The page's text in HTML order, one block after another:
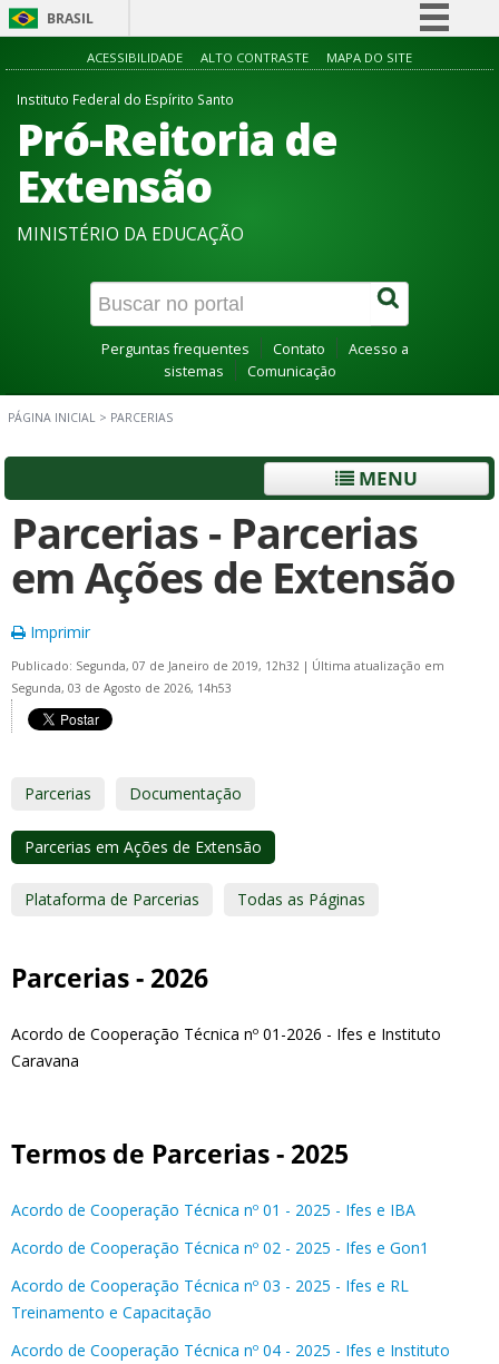
BRASIL
Simplifique!
Acesso à informação
ACESSIBILIDADE ALTO CONTRASTE MAPA DO SITE
Instituto Federal do Espírito Santo
Pró-Reitoria de
Extensão
MINISTÉRIO DA EDUCAÇÃO
Perguntas frequentes Contato
Acesso a
sistemas
Comunicação
PÁGINA INICIAL > PARCERIAS
MENU
Parcerias - Parcerias
em Ações de Extensão
Imprimir
Publicado: Segunda, 07 de Janeiro de 2019, 12h32 | Última atualização em
Segunda, 03 de Agosto de 2026, 14h53
Parcerias Documentação
Parcerias em Ações de Extensão
Plataforma de Parcerias Todas as Páginas
Parcerias - 2026
Acordo de Cooperação Técnica nº 01-2026 - Ifes e Instituto
Caravana
Termos de Parcerias - 2025
Acordo de Cooperação Técnica nº 01 - 2025 - Ifes e IBA
Acordo de Cooperação Técnica nº 02 - 2025 - Ifes e Gon1
Acordo de Cooperação Técnica nº 03 - 2025 - Ifes e RL
Treinamento e Capacitação
Acordo de Cooperação Técnica nº 04 - 2025 - Ifes e Instituto